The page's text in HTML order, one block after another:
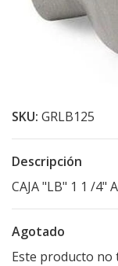
SKU: GRLB125
Descripción
CAJA "LB" 1 1 /4"
Agotado
Este producto no